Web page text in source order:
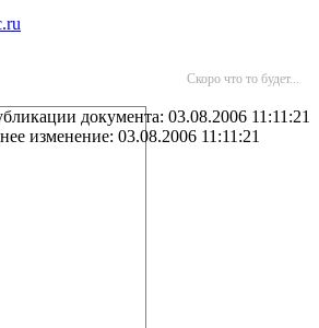
Скоро что то будет...
документа: 03.08.2006 11:11:21
изменение: 03.08.2006 11:11:21